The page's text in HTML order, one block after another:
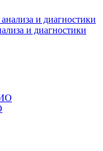
и диагностики